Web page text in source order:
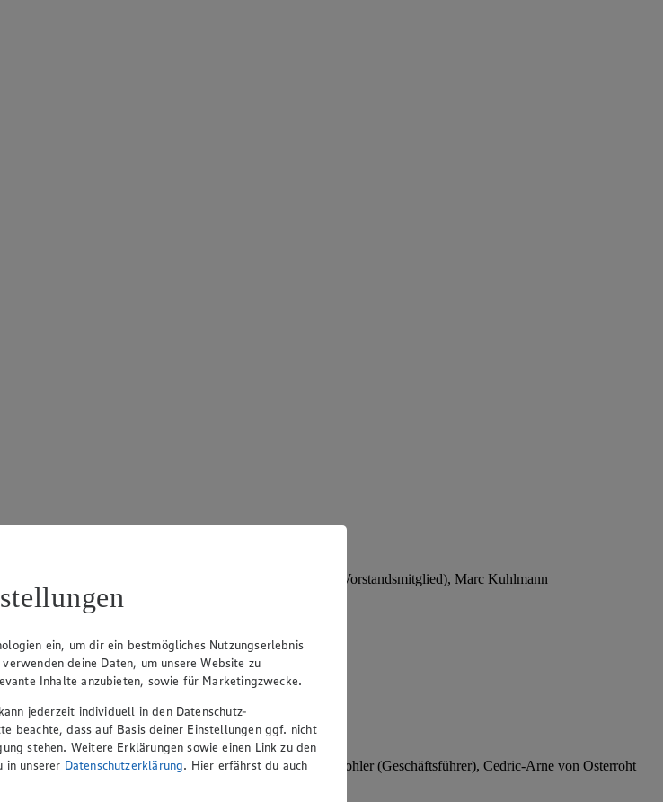
Ulf-U. Plath (Vorstandsmitglied), Stephan Wohler (Vorstandsmitglied), Marc Kuhlmann
Ulf-U. Plath (Geschäftsführer), Stephan Wohler (Geschäftsführer), Cedric-Arne von Osterroht
ein, um dir ein bestmögliches Nutzungserlebnis
deine Daten, um unsere Website zu
Inhalte anzubieten, sowie für Marketingzwecke.
jederzeit individuell in den Datenschutz-
beachte, dass auf Basis deiner Einstellungen ggf. nicht
stehen. Weitere Erklärungen sowie einen Link zu den
in unserer Datenschutzerklärung. Hier erfährst du auch